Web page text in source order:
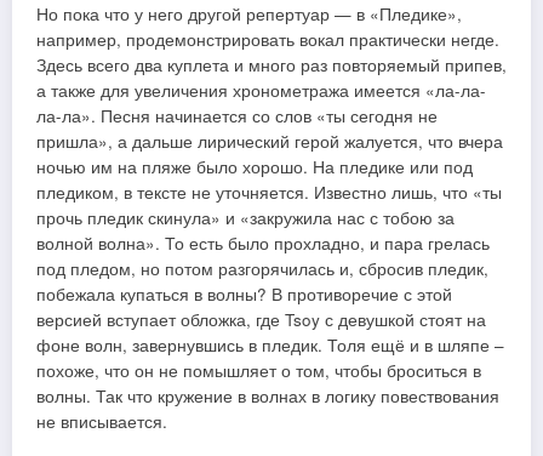
Но пока что у него другой репертуар — в «Пледике»,
например, продемонстрировать вокал практически негде.
Здесь всего два куплета и много раз повторяемый припев,
а также для увеличения хронометража имеется «ла-ла-
ла-ла». Песня начинается со слов «ты сегодня не
пришла», а дальше лирический герой жалуется, что вчера
ночью им на пляже было хорошо. На пледике или под
пледиком, в тексте не уточняется. Известно лишь, что «ты
прочь пледик скинула» и «закружила нас с тобою за
волной волна». То есть было прохладно, и пара грелась
под пледом, но потом разгорячилась и, сбросив пледик,
побежала купаться в волны? В противоречие с этой
версией вступает обложка, где Tsoy с девушкой стоят на
фоне волн, завернувшись в пледик. Толя ещё и в шляпе –
похоже, что он не помышляет о том, чтобы броситься в
волны. Так что кружение в волнах в логику повествования
не вписывается.